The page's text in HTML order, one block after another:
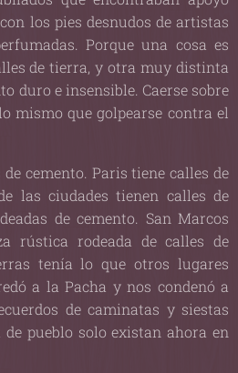
los pies desnudos de artistas
Porque una cosa es
de tierra, y otra muy distinta
duro e insensible. Caerse sobre
mismo que golpearse contra el
cemento. Paris tiene calles de
las ciudades tienen calles de
de cemento. San Marcos
rústica rodeada de calles de
tenía lo que otros lugares
a la Pacha y nos condenó a
de caminatas y siestas
pueblo solo existan ahora en